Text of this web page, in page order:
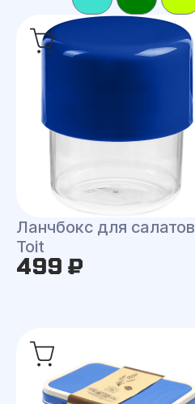
Ланчбокс для салатов
Toit
499 ₽